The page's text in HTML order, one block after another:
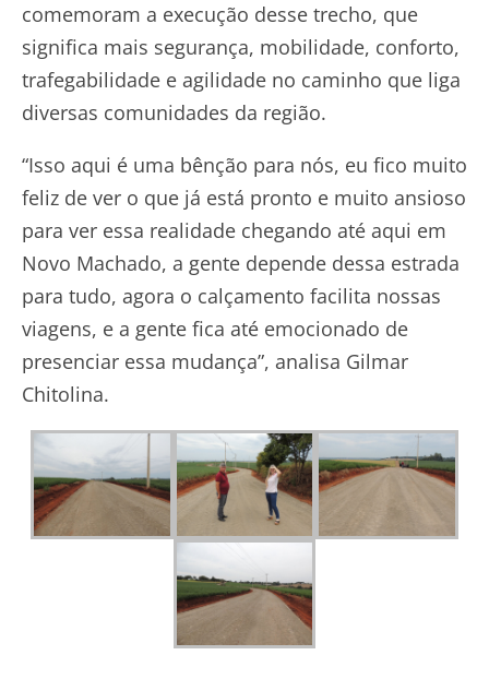
comemoram a execução desse trecho, que
significa mais segurança, mobilidade, conforto,
trafegabilidade e agilidade no caminho que liga
diversas comunidades da região.
“Isso aqui é uma bênção para nós, eu fico muito
feliz de ver o que já está pronto e muito ansioso
para ver essa realidade chegando até aqui em
Novo Machado, a gente depende dessa estrada
para tudo, agora o calçamento facilita nossas
viagens, e a gente fica até emocionado de
presenciar essa mudança”, analisa Gilmar
Chitolina.